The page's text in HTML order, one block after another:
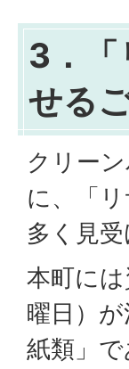
3．「
せる
クリー
に、「
多く見受
本町に
曜日）
紙類」